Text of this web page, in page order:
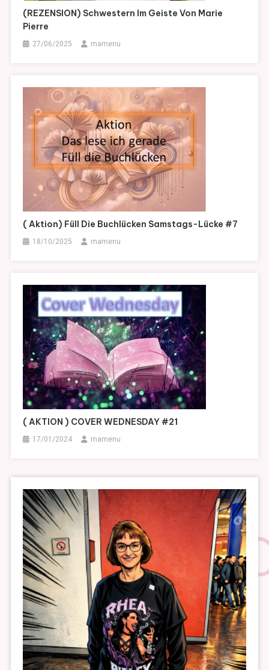
(REZENSION) Schwestern Im Geiste Von Marie
Pierre
27/06/2025 mamenu
( Aktion) Füll Die Buchlücken Samstags-Lücke #7
18/10/2025 mamenu
( AKTION ) COVER WEDNESDAY #21
17/01/2024 mamenu